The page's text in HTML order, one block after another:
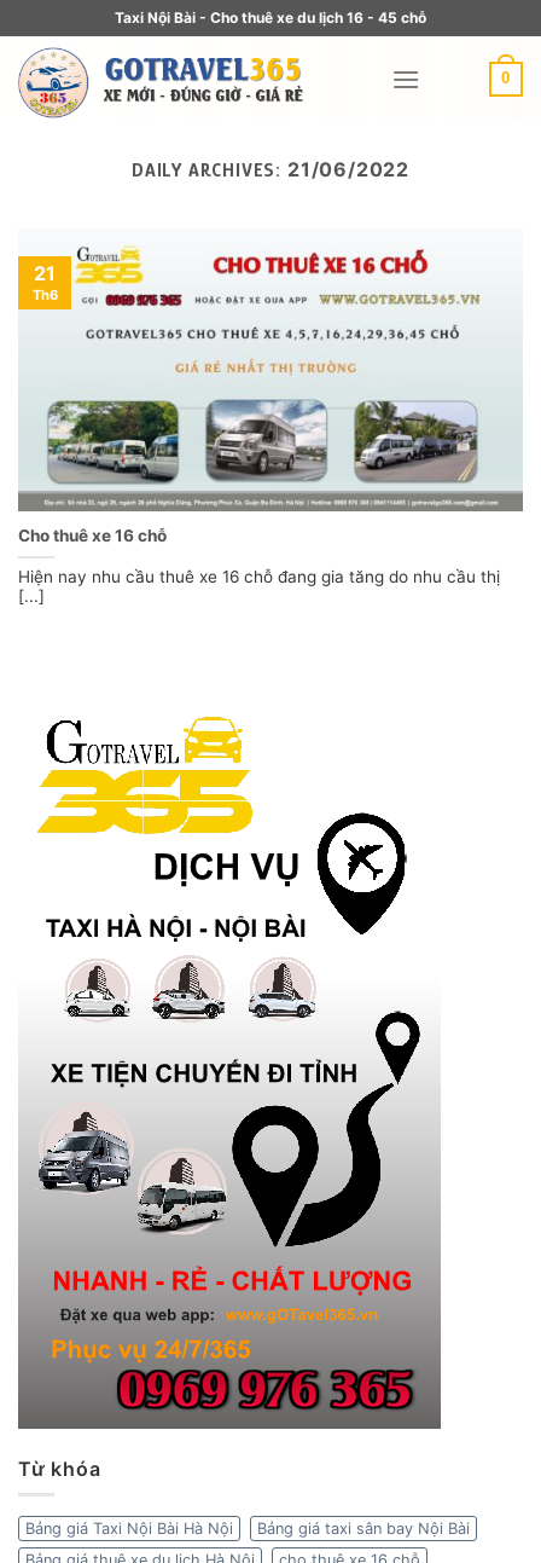
Taxi Nội Bài - Cho thuê xe du lịch 16 - 45 chỗ
0
DAILY ARCHIVES: 21/06/2022
Cho thuê xe 16 chỗ
Hiện nay nhu cầu thuê xe 16 chỗ đang gia tăng do nhu cầu thị
[...]
21
Th6
Từ khóa
Bảng giá Taxi Nội Bài Hà Nội
Bảng giá taxi sân bay Nội Bài